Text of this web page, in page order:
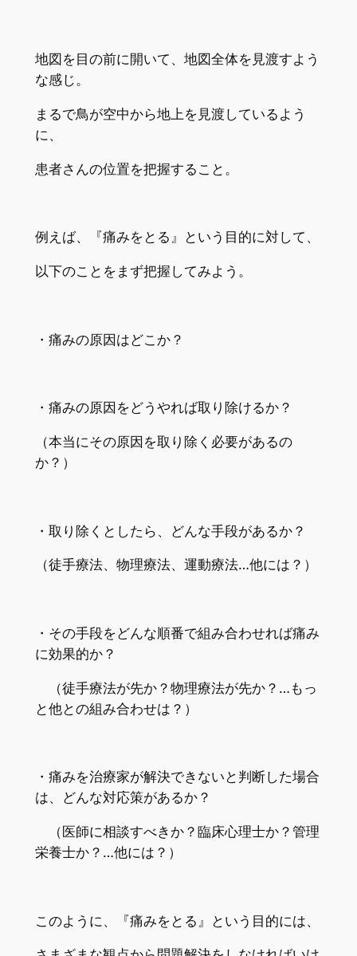
地図を目の前に開いて、地図全体を見渡すよう
な感じ。
まるで鳥が空中から地上を見渡しているよう
に、
患者さんの位置を把握すること。
例えば、『痛みをとる』という目的に対して、
以下のことをまず把握してみよう。
・痛みの原因はどこか？
・痛みの原因をどうやれば取り除けるか？
（本当にその原因を取り除く必要があるの
か？）
・取り除くとしたら、どんな手段があるか？
（徒手療法、物理療法、運動療法…他には？）
・その手段をどんな順番で組み合わせれば痛み
に効果的か？
（徒手療法が先か？物理療法が先か？…もっ
と他との組み合わせは？）
・痛みを治療家が解決できないと判断した場合
は、どんな対応策があるか？
（医師に相談すべきか？臨床心理士か？管理
栄養士か？…他には？）
このように、『痛みをとる』という目的には、